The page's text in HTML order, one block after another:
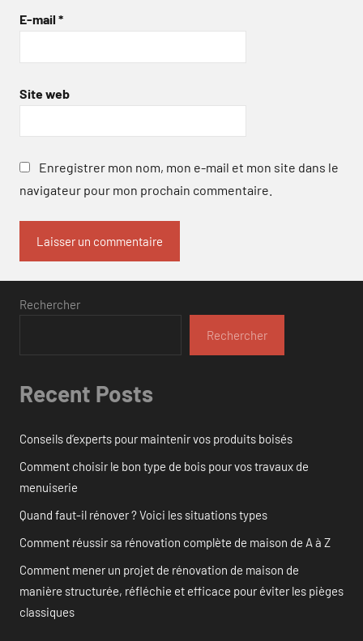
E-mail *
Site web
Enregistrer mon nom, mon e-mail et mon site dans le
navigateur pour mon prochain commentaire.
Rechercher
Rechercher
Recent Posts
Conseils d’experts pour maintenir vos produits boisés
Comment choisir le bon type de bois pour vos travaux de
menuiserie
Quand faut-il rénover ? Voici les situations types
Comment réussir sa rénovation complète de maison de A à Z
Comment mener un projet de rénovation de maison de
manière structurée, réfléchie et efficace pour éviter les pièges
classiques